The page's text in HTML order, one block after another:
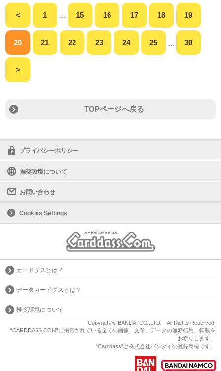
< 1 ... 15 16 17 18 19
20 21 22 23 24 25 ... 30
>
TOPページへ戻る
プライバシーポリシー
推奨環境について
お問い合わせ
Cookies Settings
カードダスとは？
データカードダスとは？
推奨環境について
Copyright © BANDAI CO.,LTD. All Rights Reserved.
“CARDDASS.COM”に掲載されている全ての画像、文章、データの無断転用、転載を
お断りします。
“Carddass”は株式会社バンダイの登録商標です。